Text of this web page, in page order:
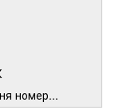
номер...